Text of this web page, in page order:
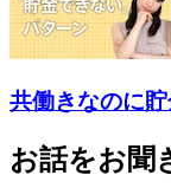
共働きなのに
お話をお聞